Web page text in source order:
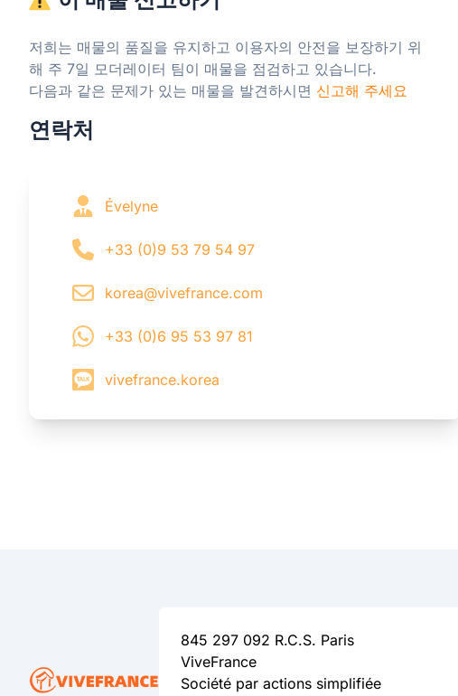
저희는 매물의 품질을 유지하고 이용자의 안전을 보장하기 위
해 주 7일 모더레이터 팀이 매물을 점검하고 있습니다.
다음과 같은 문제가 있는 매물을 발견하시면 신고해 주세요
연락처
Évelyne
+33 (0)9 53 79 54 97
korea@vivefrance.com
+33 (0)6 95 53 97 81
vivefrance.korea
845 297 092 R.C.S. Paris
ViveFrance
Société par actions simplifiée